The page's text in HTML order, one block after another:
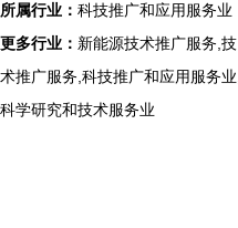
所属行业： 科技推广和应用服务业
更多行业： 新能源技术推广服务,技
术推广服务,科技推广和应用服务业,
科学研究和技术服务业